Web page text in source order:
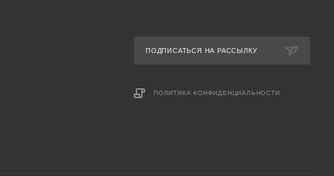
ПОДПИСАТЬСЯ НА РАССЫЛКУ
ПОЛИТИКА КОНФИДЕНЦИАЛЬНОСТИ